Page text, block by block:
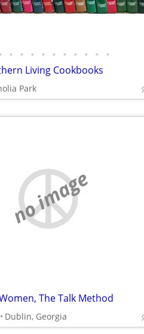
• • • • • • • • • •
Living Cookbooks
Park
no image
The Talk Method
Dublin, Georgia